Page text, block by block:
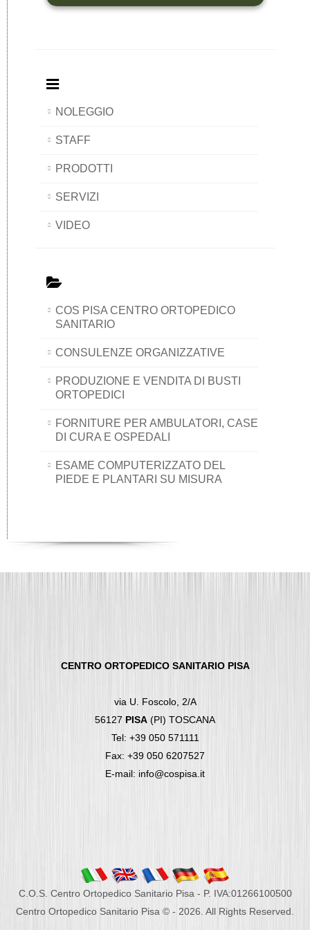
NOLEGGIO
STAFF
PRODOTTI
SERVIZI
VIDEO
COS PISA CENTRO ORTOPEDICO
SANITARIO
CONSULENZE ORGANIZZATIVE
PRODUZIONE E VENDITA DI BUSTI
ORTOPEDICI
FORNITURE PER AMBULATORI, CASE
DI CURA E OSPEDALI
ESAME COMPUTERIZZATO DEL
PIEDE E PLANTARI SU MISURA
CENTRO ORTOPEDICO SANITARIO PISA
via U. Foscolo, 2/A
56127 PISA (PI) TOSCANA
Tel: +39 050 571111
Fax: +39 050 6207527
E-mail: info@cospisa.it
C.O.S. Centro Ortopedico Sanitario Pisa - P. IVA:01266100500
Centro Ortopedico Sanitario Pisa © - 2026. All Rights Reserved.